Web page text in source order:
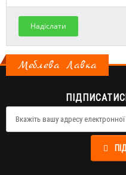
Надіслати
Меблева Лавка